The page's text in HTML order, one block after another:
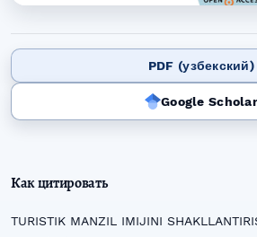
PDF (узбекский)
Google Scholar
Как цитировать
TURISTIK MANZIL IMIJINI